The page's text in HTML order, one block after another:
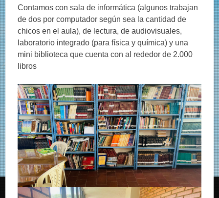
Contamos con sala de informática (algunos trabajan
de dos por computador según sea la cantidad de
chicos en el aula), de lectura, de audiovisuales,
laboratorio integrado (para física y química) y una
mini biblioteca que cuenta con al rededor de 2.000
libros